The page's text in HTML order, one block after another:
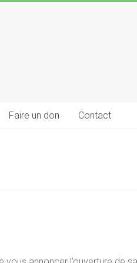
Faire un don Contact